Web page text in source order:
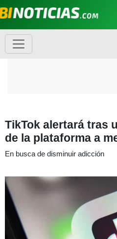
TikTok alertará tras
de la plataforma a
En busca de disminuir adicción